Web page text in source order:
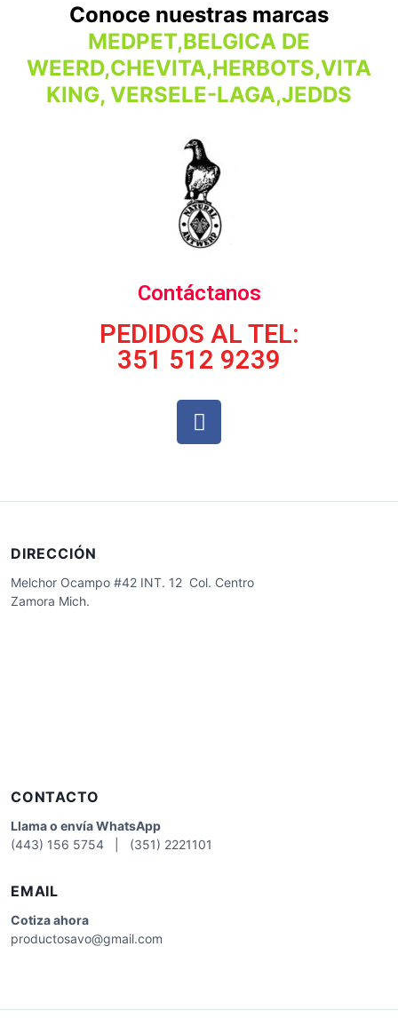
Conoce nuestras marcas
MEDPET,BELGICA DE
WEERD,CHEVITA,HERBOTS,VITA
KING, VERSELE-LAGA,JEDDS
Contáctanos
PEDIDOS AL TEL:
351 512 9239
DIRECCIÓN
Melchor Ocampo #42 INT. 12 Col. Centro
Zamora Mich.
CONTACTO
Llama o envía WhatsApp
(443) 156 5754 | (351) 2221101
EMAIL
Cotizaahora
productosavo@gmail.com